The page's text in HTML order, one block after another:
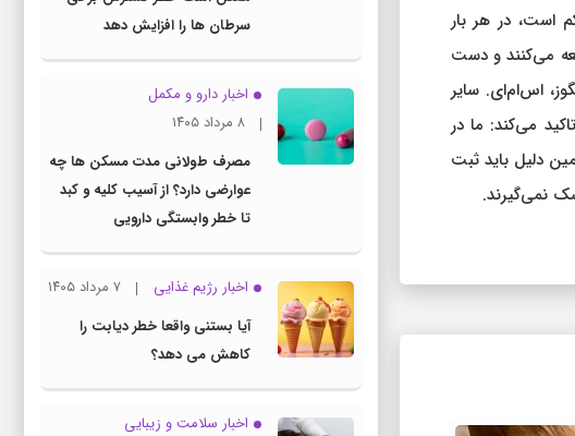
است، در هر بار
مراجعه می‌کنند و دست
اس‌ام‌ای. سایر
می‌کند: ما در
دلیل باید ثبت
نمی‌گیرند.
سرطان ها را افزایش دهد
اخبار دارو و مکمل
۸ مرداد ۱۴۰۵
مصرف طولانی مدت مسکن ها چه
عوارضی دارد؟ از آسیب کلیه و کبد
تا خطر وابستگی دارویی
اخبار رژیم غذایی
۷ مرداد ۱۴۰۵
آیا بستنی واقعا خطر دیابت را
کاهش می دهد؟
اخبار سلامت و زیبایی